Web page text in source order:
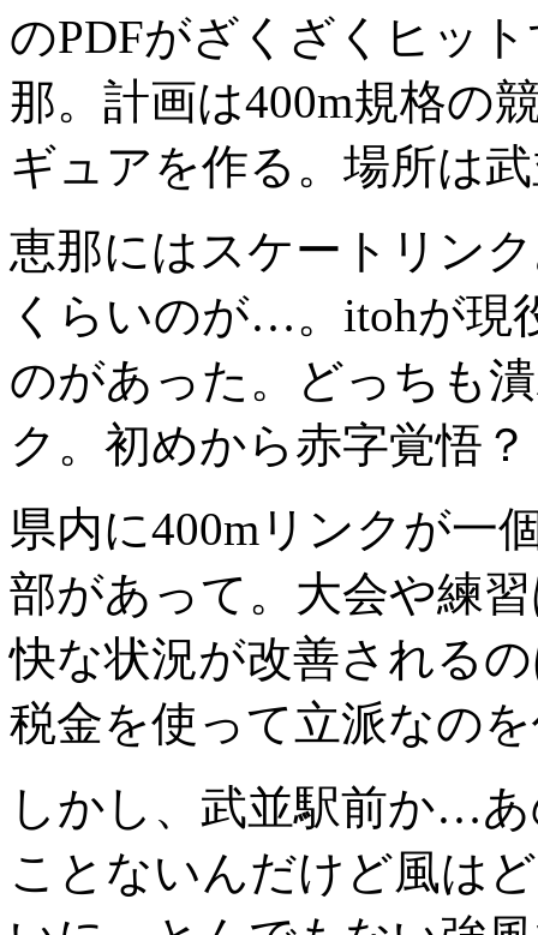
のPDFがざくざくヒッ
那。計画は400m規格の
ギュアを作る。場所は
恵那にはスケートリン
くらいのが…。itohが現
のがあった。どっちも
ク。初めから赤字覚悟？
県内に400mリンクが一
部があって。大会や練
快な状況が改善される
税金を使って立派なの
しかし、武並駅前か…
ことないんだけど風は